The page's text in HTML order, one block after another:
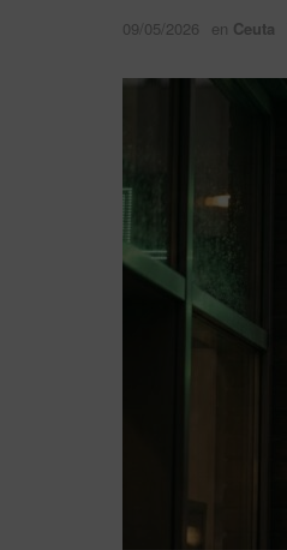
09/05/2026 en Ceuta